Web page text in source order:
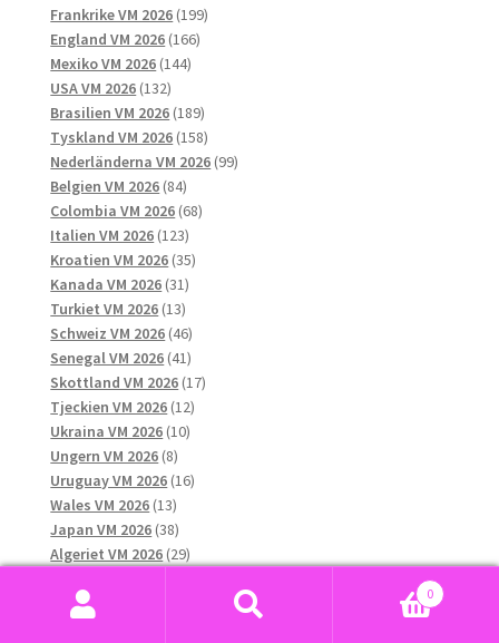
produkter
Frankrike VM 2026 199199
England VM 2026 166166
Mexiko VM 2026 144144
USA VM 2026 132132
produkter
Brasilien VM 2026 189189
produkter
Tyskland VM 2026 158158
produkter
Nederländerna VM 2026 9999
Belgien VM 2026 8484
produkter
Colombia VM 2026 6868
Italien VM 2026 123123
produkter
Kroatien VM 2026 3535
Kanada VM 2026 3131
produkter
Turkiet VM 2026 1313
produkter
Schweiz VM 2026 4646
produkter
Senegal VM 2026 4141
produkter
Skottland VM 2026 1717
Tjeckien VM 2026 1212
Ukraina VM 2026 1010
Ungern VM 2026 88
produkter
Uruguay VM 2026 1616
Wales VM 2026 1313
produkter
Japan VM 2026 3838
produkter
Algeriet VM 2026 2929
Grekland VM 2026 0